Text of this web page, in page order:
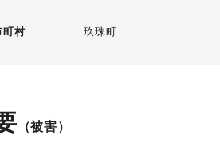
町村 玖珠町
（被害）